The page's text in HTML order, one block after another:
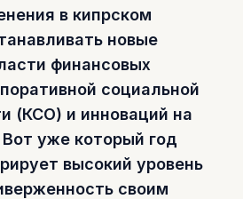
в кипрском
новые
финансовых
социальной
(КСО) и инноваций на
уже который год
высокий уровень
своим